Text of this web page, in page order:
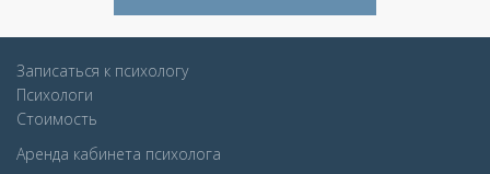
Записаться к психологу
Психологи
Стоимость
Аренда кабинета психолога